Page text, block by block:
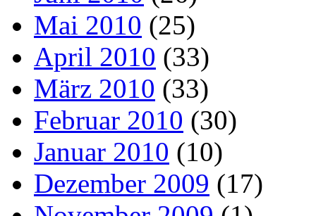
Mai 2010 (25)
April 2010 (33)
März 2010 (33)
Februar 2010 (30)
Januar 2010 (10)
Dezember 2009 (17)